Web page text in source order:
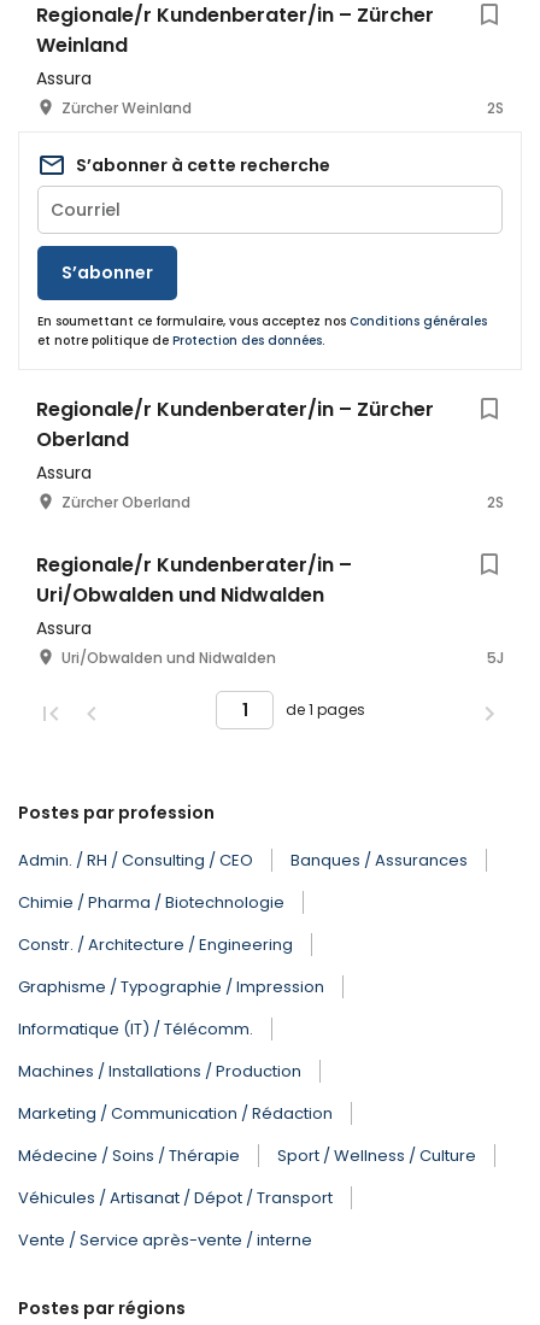
Regionale/r Kundenberater/in – Zürcher
Weinland
Assura
Zürcher Weinland 2S
S’abonner à cette recherche
S’abonner
En soumettant ce formulaire, vous acceptez nos Conditions générales
et notre politique de Protection des données.
Regionale/r Kundenberater/in – Zürcher
Oberland
Assura
Zürcher Oberland 2S
Regionale/r Kundenberater/in –
Uri/Obwalden und Nidwalden
Assura
Uri/Obwalden und Nidwalden 5J
de 1 pages
Postes par profession
Admin. / RH / Consulting / CEO
Banques / Assurances
Chimie / Pharma / Biotechnologie
Constr. / Architecture / Engineering
Graphisme / Typographie / Impression
Informatique (IT) / Télécomm.
Machines / Installations / Production
Marketing / Communication / Rédaction
Médecine / Soins / Thérapie
Sport / Wellness / Culture
Véhicules / Artisanat / Dépot / Transport
Vente / Service après-vente / interne
Postes par régions